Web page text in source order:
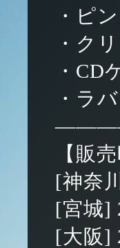
・ピ
・ク
・CD
・ラ
【販
[神奈
[宮城]
[大阪]